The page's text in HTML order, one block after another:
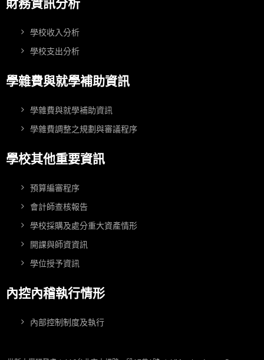
財務資訊分析
學校收入分析
學校支出分析
學雜費與就學補助資訊
學雜費與就學補助資訊
學雜費調整之規劃與審議程序
學校其他重要資訊
預算編審程序
會計師查核報告
學校採購及處分重大資產情形
開課與師資資訊
學位授予資訊
內控內稽執行情形
內部控制制度及執行